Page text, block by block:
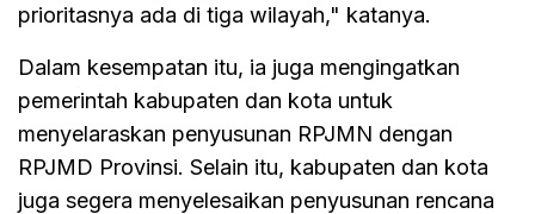
prioritasnya ada di tiga wilayah," katanya.
Dalam kesempatan itu, ia juga mengingatkan
pemerintah kabupaten dan kota untuk
menyelaraskan penyusunan RPJMN dengan
RPJMD Provinsi. Selain itu, kabupaten dan kota
juga segera menyelesaikan penyusunan rencana